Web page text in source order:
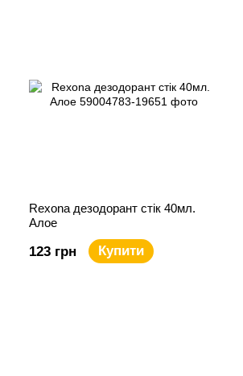
Rexona дезодорант стік 40мл.
Алое
123 грн Купити